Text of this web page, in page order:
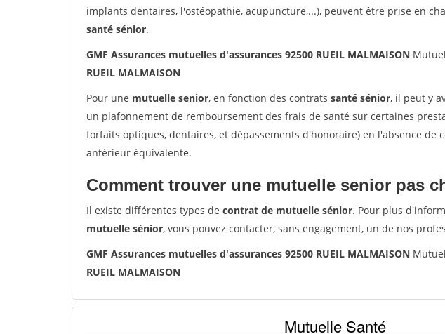
implants dentaires, l'ostéopathie, acupuncture,...), peuvent être prise en
santé sénior.
GMF Assurances mutuelles d'assurances 92500 RUEIL MALMAISON
RUEIL MALMAISON
Pour une mutuelle senior, en fonction des contrats santé sénior, il peut y
un plafonnement de remboursement des frais de santé sur certaines
forfaits optiques, dentaires, et dépassements d'honoraire) en l'absence de
antérieur équivalente.
Comment trouver une mutuelle senior pas
Il existe différentes types de contrat de mutuelle sénior. Pour plus
mutuelle sénior, vous pouvez contacter, sans engagement, un de nos
GMF Assurances mutuelles d'assurances 92500 RUEIL MALMAISON
RUEIL MALMAISON